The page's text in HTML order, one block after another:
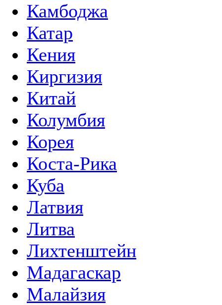
Камбоджа
Катар
Кения
Киргизия
Китай
Колумбия
Корея
Коста-Рика
Куба
Латвия
Литва
Лихтенштейн
Мадагаскар
Малайзия